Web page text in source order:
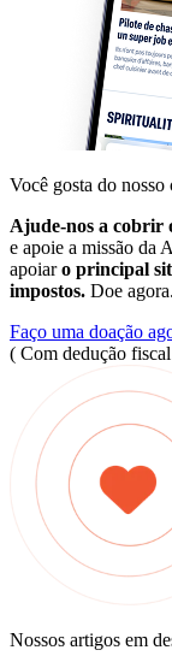
Você gosta do nosso
Ajude-nos a cobrir
e apoie a missão da
apoiaro principal
impostos. Doe agora.
Faço uma doação
( Com dedução
Nossos artigos em